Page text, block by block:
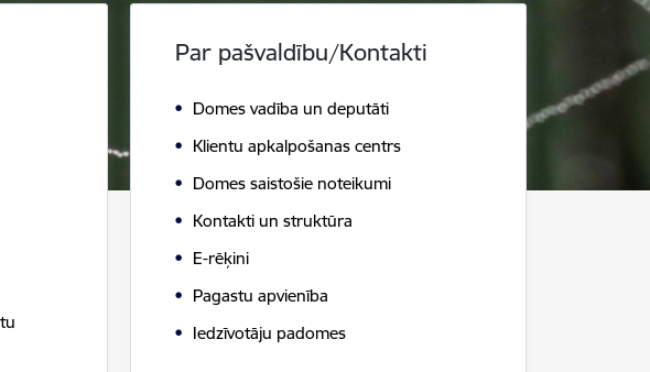
Par pašvaldību/Kontakti
Domes vadība un deputāti
Klientu apkalpošanas centrs
Domes saistošie noteikumi
Kontakti un struktūra
E-rēķini
Pagastu apvienība
Iedzīvotāju padomes